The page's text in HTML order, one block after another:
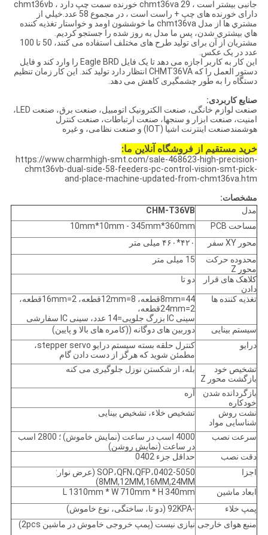
جانبی بیشتر است ، chmt36va 29 خورنده سمت چپ دارد ، chmt36vb
دارای خورنده های چپ + راست است ، در مجموع 58 عدد.خيلي از
مشتري ها از مدل chmt36va ما خوششون اومد و خواستار تغذيه کننده
هاي بيشتري شدن، پس ما مدل به روز شده را جستجو کردیم.
مشتریان از آن برای تولید طرح های مختلف استفاده می کنند، 50 تا 100
عدد در یک عکس.
این کار به کاربر اجازه می دهد تا یک فایل Eagle BRD را وارد کند و فایل
دستور العمل را که CHMT36VA انتظار دارد تولید کند. این کار زمان تنظیم
دستگاه را به طور چشمگیری کاهش می دهد.
صنایع کاربردی:
صنعت لوازم خانگی، صنعت الکترونیک اتومبیل، صنعت برق، صنعت LED،
امنیت، صنعت ابزار و سنجها، صنعت ارتباطات، صنعت کنترل
هوشمندصنعت اینترنت اشیا (IOT) و صنعت نظامی، و غیره
خرید مستقیم از فروشگاه آنلاین ما:
https://www.charmhigh-smt.com/sale-468623-high-precision-
chmt36vb-dual-side-58-feeders-pc-control-vision-smt-pick-
and-place-machine-updated-from-chmt36va.htm
مشخصات:
مدل
CHM-T36VB
مساحت PCB
10mm*10mm - 345mm*360mm
محور XY سفر
۴۲۰*۴۶۰ میلی متر
محدوده حرکت
محور Z
15 میلی متر
کلاهک های قرار
دادن
دو تا
تغذیه کننده ها
8mm=44قطعه، 12mm=8قطعه، 16mm=2قطعه،
24mm=2قطعه،
سینی IC بزرگ جلویی=14 عدد، سینی IC سفارشی
سیستم بینایی
دوربین های دوگانه ((کامره های بالا و پایین)
درایو
کنترل حلقه بسته سیستم درایو stepper servo،
مطمئن شوید که هرگز از دست دادن گام
تشخیص خود
بازگشت محور Z
بله، از شکستن نوزل جلوگیری می کنه
بازگردانده شدن
خودکاره
آره
نشت روش
شناسایی مواد
تشخیص خلاء، تشخیص بینایی
سرعت نصب
4000 اسب در ساعت (نمایش خاموش) ؛ 2800 اسب
در ساعت (نمایش روشن)
دقت نصب
حداقل جزء 0402
اجزا
0402-5050،SOP،QFN،QFP (عرض نوار:
8MM,12MM,16MM,24MM)
ابعاد ماشین
L 1310mm * W 710mm * H 340mm
پمپ خلاء
-92KPA (دو تا، ساختگی، نوع خاموش)
منبع هوای خارجی نیازی نیست (پمپ خروجی خاموش در ماشین 2pcs)